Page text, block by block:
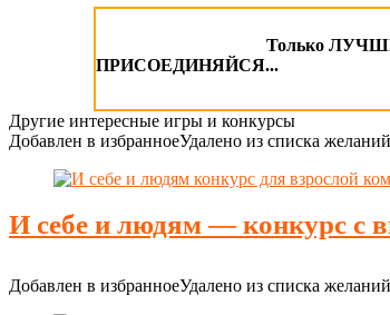
Только
ПРИСОЕДИНЯЙСЯ...
Другие интересные игры и конкурсы
Добавлен в избранноеУдалено из списка желаний
И себе и людям — конкурс с
Добавлен в избранноеУдалено из списка желаний